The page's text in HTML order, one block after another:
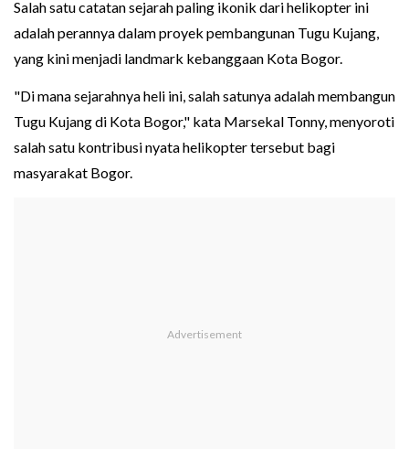
Salah satu catatan sejarah paling ikonik dari helikopter ini
adalah perannya dalam proyek pembangunan Tugu Kujang,
yang kini menjadi landmark kebanggaan Kota Bogor.
"Di mana sejarahnya heli ini, salah satunya adalah membangun
Tugu Kujang di Kota Bogor," kata Marsekal Tonny, menyoroti
salah satu kontribusi nyata helikopter tersebut bagi
masyarakat Bogor.